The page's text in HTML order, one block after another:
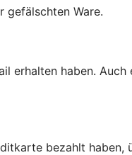
gefälschten Ware.
erhalten haben.
bezahlt